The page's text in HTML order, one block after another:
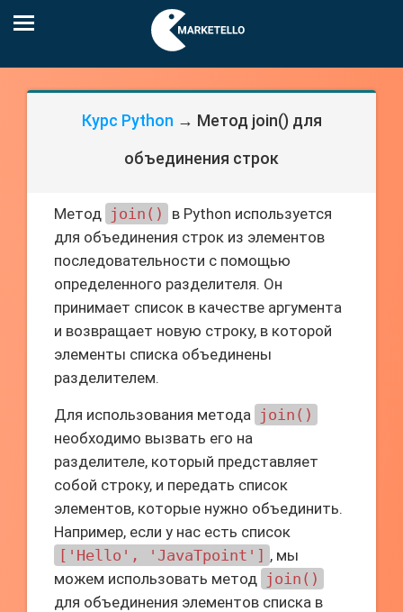
Курс Python → Метод join() для
объединения строк
Метод join()
в Python используется
для объединения строк из элементов
последовательности с помощью
определенного разделителя. Он
принимает список в качестве аргумента
и возвращает новую строку, в которой
элементы списка объединены
разделителем.
Для использования метода join()
необходимо вызвать его на
разделителе, который представляет
собой строку, и передать список
элементов, которые нужно объединить.
Например, если у нас есть список
['Hello', 'JavaTpoint'] , мы
можем использовать метод join()
для объединения элементов списка в